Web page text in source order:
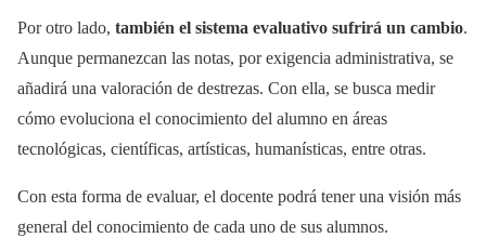
Por otro lado, también el sistema evaluativo sufrirá un cambio.
Aunque permanezcan las notas, por exigencia administrativa, se
añadirá una valoración de destrezas. Con ella, se busca medir
cómo evoluciona el conocimiento del alumno en áreas
tecnológicas, científicas, artísticas, humanísticas, entre otras.
Con esta forma de evaluar, el docente podrá tener una visión más
general del conocimiento de cada uno de sus alumnos.